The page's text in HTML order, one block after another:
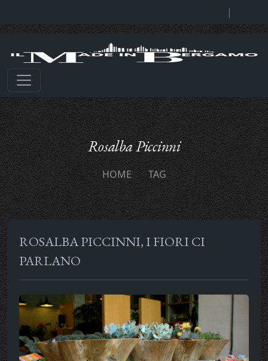
|
Rosalba Piccinni
HOME TAG
ROSALBA PICCINNI, I FIORI CI
PARLANO